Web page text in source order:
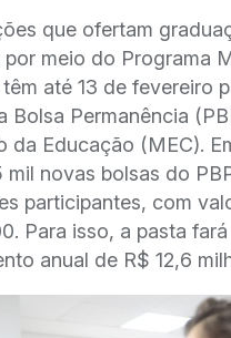
que ofertam
por meio do Programa
até 13 de fevereiro
Bolsa Permanência
da Educação (MEC).
mil novas bolsas do
participantes, com
Para isso, a pasta fará
anual de R$ 12,6